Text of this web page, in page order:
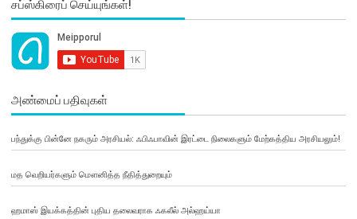
அண்மைப் பதிவுகள்
பந்துக்கு பின்னே நகரும் அரசியல்: ஃபிஃபாவின் இரட்டை நிலைகளும் மேற்கத்திய அரசியலும்!
மத வெறியர்களும் மௌனித்த நீதித்துறையும்
ஹமாஸ் இயக்கத்தின் புதிய தலைவராக ஃகலீல் அல்ஹய்யா